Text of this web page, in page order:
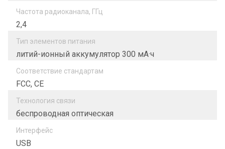
Частота радиоканала, ГГц
2,4
Тип элементов питания
литий-ионный аккумулятор 300 мА·ч
Соответствие стандартам
FCC, CE
Технология связи
беспроводная оптическая
Интерфейс
USB